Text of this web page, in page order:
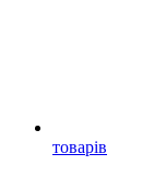
товарів